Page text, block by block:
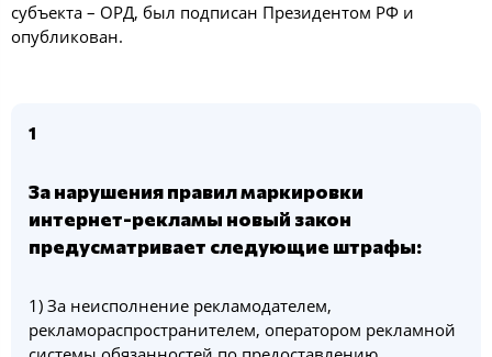
субъекта – ОРД, был подписан Президентом РФ и
опубликован.
1
За нарушения правил маркировки
интернет-рекламы новый закон
предусматривает следующие штрафы:
1) За неисполнение рекламодателем,
рекламораспространителем, оператором рекламной